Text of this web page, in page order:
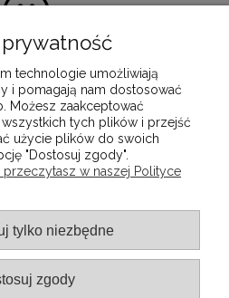
z zakupu
jest dostarczenie
jakości produktów, które
lat.
POMOC
technologie umożliwiają
i pomagają nam dostosować
Możesz zaakceptować
tych plików i przejść
użycie plików do swoich
"Dostosuj zgody".
w naszej Polityce
tylko niezbędne
zgody